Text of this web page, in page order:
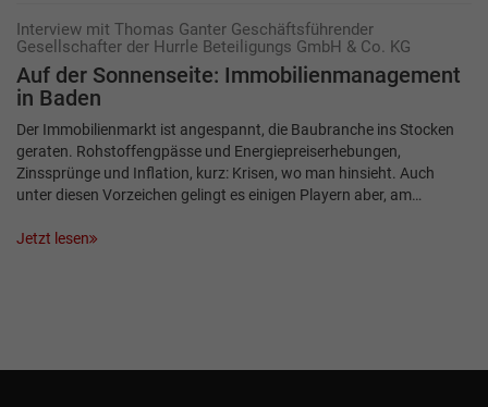
Interview mit Thomas Ganter Geschäftsführender
Gesellschafter der Hurrle Beteiligungs GmbH & Co. KG
Auf der Sonnenseite: Immobilienmanagement
in Baden
Der Immobilienmarkt ist angespannt, die Baubranche ins Stocken
geraten. Rohstoffengpässe und Energiepreiserhebungen,
Zinssprünge und Inflation, kurz: Krisen, wo man hinsieht. Auch
unter diesen Vorzeichen gelingt es einigen Playern aber, am…
Jetzt lesen